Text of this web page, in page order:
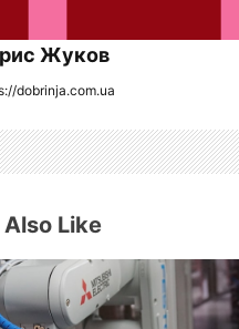
Жуков
dobrinja.com.ua
Like